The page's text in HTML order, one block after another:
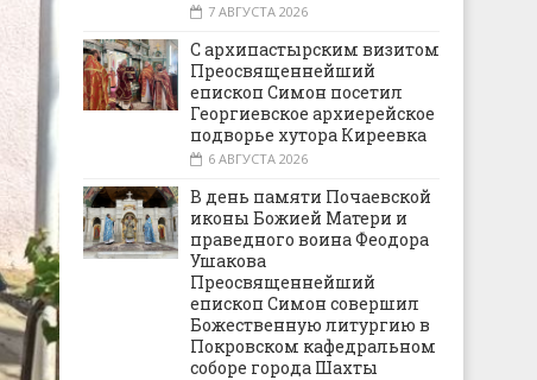
7 АВГУСТА 2026
С архипастырским визитом
Преосвященнейший
епископ Симон посетил
Георгиевское архиерейское
подворье хутора Киреевка
6 АВГУСТА 2026
В день памяти Почаевской
иконы Божией Матери и
праведного воина Феодора
Ушакова
Преосвященнейший
епископ Симон совершил
Божественную литургию в
Покровском кафедральном
соборе города Шахты